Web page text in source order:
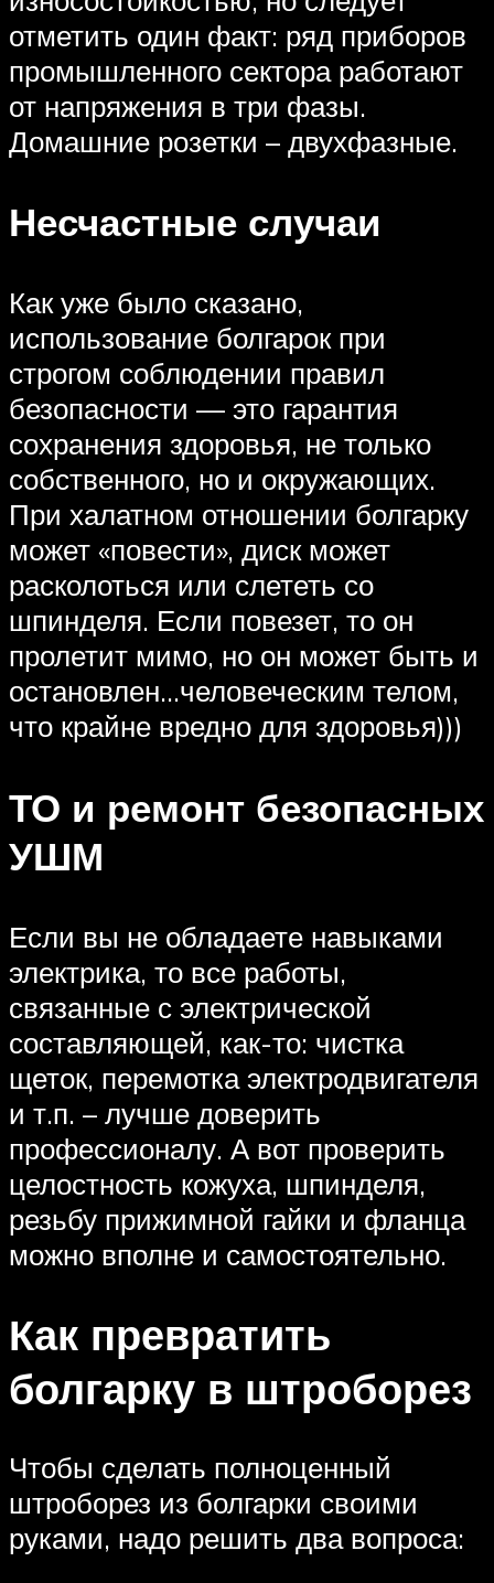
отметить один факт: ряд приборов
промышленного сектора работают
от напряжения в три фазы.
Домашние розетки – двухфазные.
Несчастные случаи
Как уже было сказано,
использование болгарок при
строгом соблюдении правил
безопасности — это гарантия
сохранения здоровья, не только
собственного, но и окружающих.
При халатном отношении болгарку
может «повести», диск может
расколоться или слететь со
шпинделя. Если повезет, то он
пролетит мимо, но он может быть и
остановлен…человеческим телом,
что крайне вредно для здоровья)))
ТО и ремонт безопасных
УШМ
Если вы не обладаете навыками
электрика, то все работы,
связанные с электрической
составляющей, как-то: чистка
щеток, перемотка электродвигателя
и т.п. – лучше доверить
профессионалу. А вот проверить
целостность кожуха, шпинделя,
резьбу прижимной гайки и фланца
можно вполне и самостоятельно.
Как превратить
болгарку в штроборез
Чтобы сделать полноценный
штроборез из болгарки своими
руками, надо решить два вопроса: